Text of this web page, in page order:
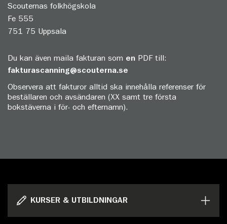
Scouternas folkhögskola
Fe 555
751 75 Uppsala
Du kan även maila fakturan som en PDF till:
fakturascanning@scouterna.se
Observera att fakturor alltid ska innehålla referenser för
beställaren och avsändaren (XX samt tre första
bokstäverna i för- och efternamn).
KURSER & UTBILDNINGAR